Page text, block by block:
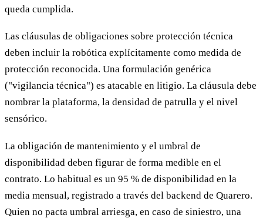
queda cumplida.
Las cláusulas de obligaciones sobre protección técnica
deben incluir la robótica explícitamente como medida de
protección reconocida. Una formulación genérica
("vigilancia técnica") es atacable en litigio. La cláusula debe
nombrar la plataforma, la densidad de patrulla y el nivel
sensórico.
La obligación de mantenimiento y el umbral de
disponibilidad deben figurar de forma medible en el
contrato. Lo habitual es un 95 % de disponibilidad en la
media mensual, registrado a través del backend de Quarero.
Quien no pacta umbral arriesga, en caso de siniestro, una